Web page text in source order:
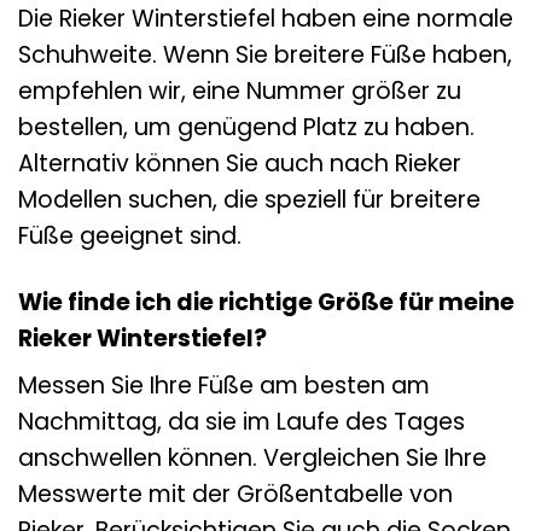
Die Rieker Winterstiefel haben eine normale
Schuhweite. Wenn Sie breitere Füße haben,
empfehlen wir, eine Nummer größer zu
bestellen, um genügend Platz zu haben.
Alternativ können Sie auch nach Rieker
Modellen suchen, die speziell für breitere
Füße geeignet sind.
Wie finde ich die richtige Größe für meine
Rieker Winterstiefel?
Messen Sie Ihre Füße am besten am
Nachmittag, da sie im Laufe des Tages
anschwellen können. Vergleichen Sie Ihre
Messwerte mit der Größentabelle von